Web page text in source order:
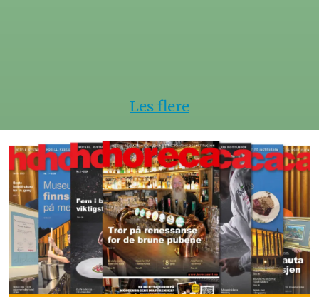
Les flere